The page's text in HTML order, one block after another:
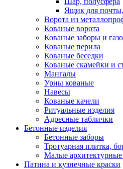
Ящик для
Ворота из
Кованые ворота
Кованые заборы и
Кованые перила
Кованые беседки
Кованые скамейки и
Мангалы
Урны кованые
Навесы
Кованые качели
Ритуальные изделия
Адресные таблички
Бетонные изделия
Бетонные заборы
Тротуарная плитка,
Малые
Патина и кузнечные краски